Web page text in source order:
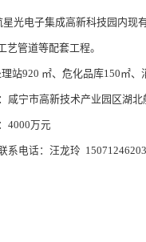
光电子集成高新科技园内现
艺管道等配套工程。
站920 ㎡、危化品库150㎡、
：咸宁市高新技术产业园区湖
4000万元
系电话：汪龙玲 15071246203